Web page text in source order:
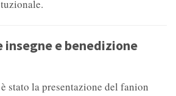
insegne e benedizione
stato la presentazione del fanion